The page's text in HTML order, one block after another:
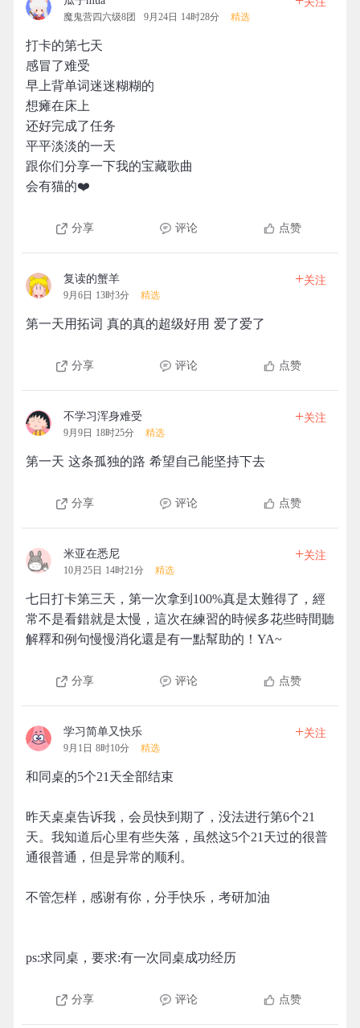
魔鬼营四六级8团 9月24日 14时28分 精选
打卡的第七天
感冒了难受
早上背单词迷迷糊糊的
想瘫在床上
还好完成了任务
平平淡淡的一天
跟你们分享一下我的宝藏歌曲
会有猫的❤️
分享 评论 点赞
复读的蟹羊
9月6日 13时3分 精选
+关注
第一天用拓词 真的真的超级好用 爱了爱了
分享 评论 点赞
不学习浑身难受
9月9日 18时25分 精选
+关注
第一天 这条孤独的路 希望自己能坚持下去
分享 评论 点赞
米亚在悉尼
10月25日 14时21分 精选
+关注
七日打卡第三天，第一次拿到100%真是太難得了，經
常不是看錯就是太慢，這次在練習的時候多花些時間聽
解釋和例句慢慢消化還是有一點幫助的！YA~
分享 评论 点赞
学习简单又快乐
9月1日 8时10分 精选
+关注
和同桌的5个21天全部结束
昨天桌桌告诉我，会员快到期了，没法进行第6个21
天。我知道后心里有些失落，虽然这5个21天过的很普
通很普通，但是异常的顺利。
不管怎样，感谢有你，分手快乐，考研加油
ps:求同桌，要求:有一次同桌成功经历
分享 评论 点赞